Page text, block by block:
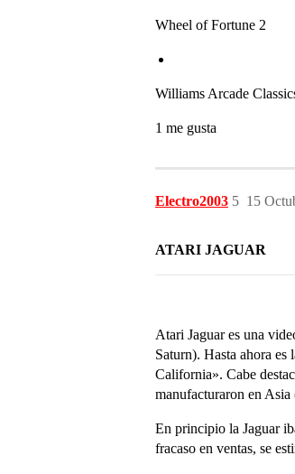
Wheel of Fortune 2
Williams Arcade
1 me gusta
Electro2003 15
5
ATARI JAGUAR
Atari Jaguar es una
Saturn). Hasta ahora
California». Cabe
manufacturaron en
En principio la Jaguar
fracaso en ventas, se